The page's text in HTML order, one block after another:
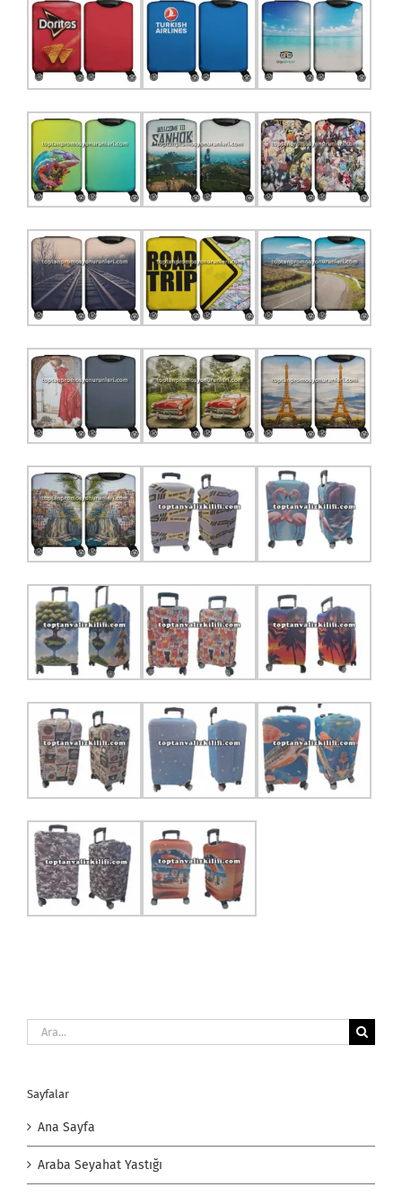
Ara:
Sayfalar
Ana Sayfa
Araba Seyahat Yastığı